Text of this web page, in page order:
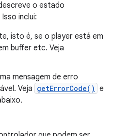
o estado
inclui:
isto é, se o player está em
buffer etc. Veja
mensagem de erro
Veja getErrorCode() e